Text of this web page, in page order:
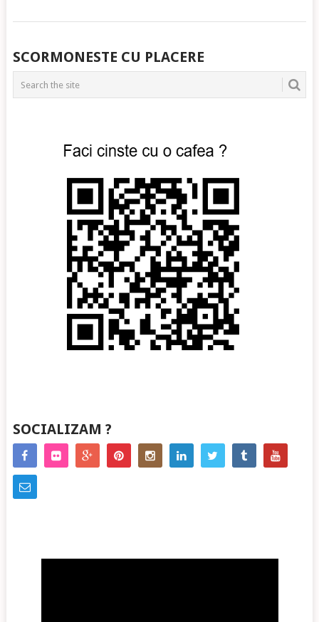
POSTS
NAVIGATION
SCORMONESTE CU PLACERE
SOCIALIZAM ?